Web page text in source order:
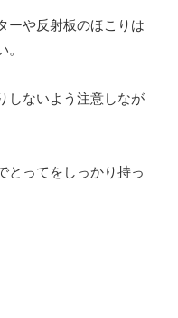
ーや反射板のほこりは
しないよう注意しなが
とってをしっかり持っ